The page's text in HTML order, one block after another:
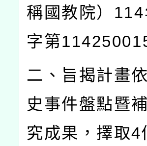
稱國教院） 114
字第
二、旨揭計畫
史事件盤點暨
究成果，擇取4